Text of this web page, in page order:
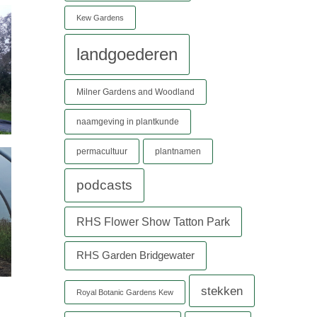
Kew Gardens
landgoederen
Milner Gardens and Woodland
naamgeving in plantkunde
permacultuur plantnamen
podcasts
RHS Flower Show Tatton Park
RHS Garden Bridgewater
Royal Botanic Gardens Kew stekken